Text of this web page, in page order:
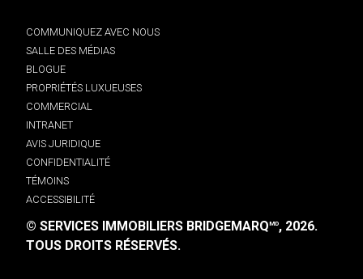
COMMUNIQUEZ AVEC NOUS
SALLE DES MÉDIAS
BLOGUE
PROPRIÉTÉS LUXUEUSES
COMMERCIAL
INTRANET
AVIS JURIDIQUE
CONFIDENTIALITÉ
TÉMOINS
ACCESSIBILITÉ
© SERVICES IMMOBILIERS BRIDGEMARQMD, 2026.
TOUS DROITS RÉSERVÉS.